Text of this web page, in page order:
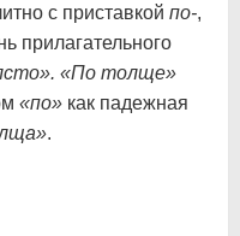
с приставкой по-,
прилагательного
«По толще»
«по» как падежная
.